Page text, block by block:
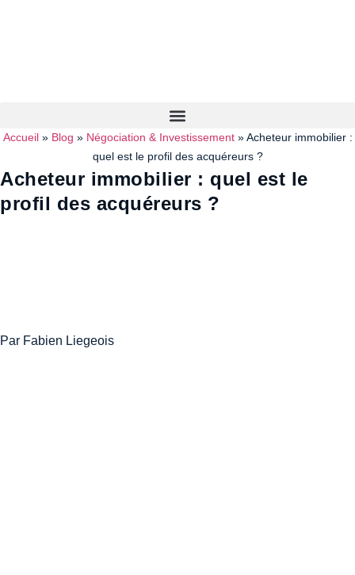
Accueil » Blog » Négociation & Investissement» Acheteur immobilier :
quel est le profil des acquéreurs ?
Acheteur immobilier : quel est le
profil des acquéreurs ?
Par Fabien Liegeois